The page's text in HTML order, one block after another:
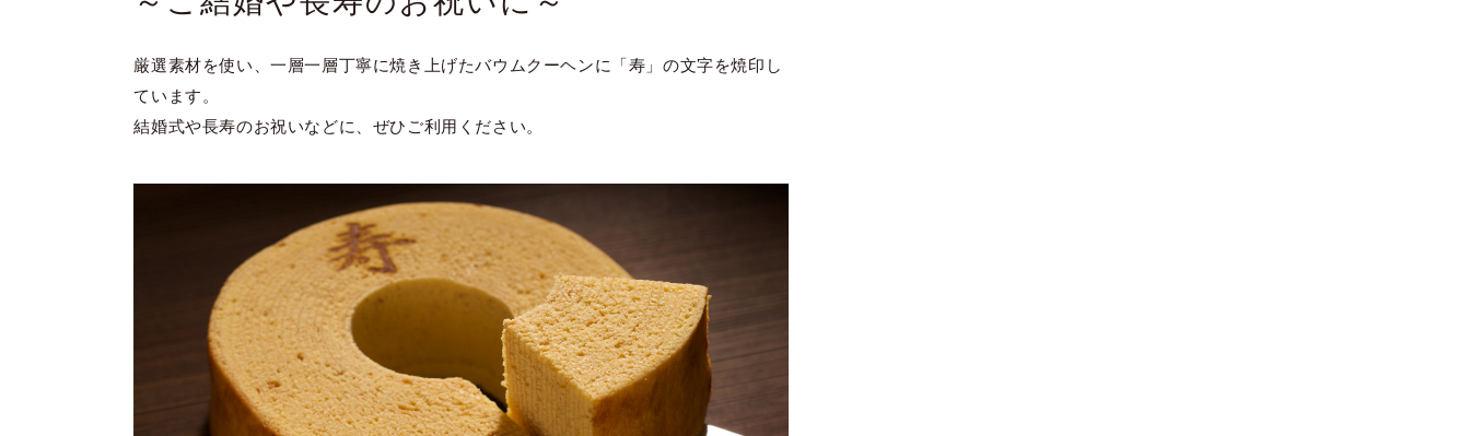
厳選素材を使い、一層一層丁寧に焼き上げたバウムクーヘンに「寿」の文字を焼印し
ています。
結婚式や長寿のお祝いなどに、ぜひご利用ください。